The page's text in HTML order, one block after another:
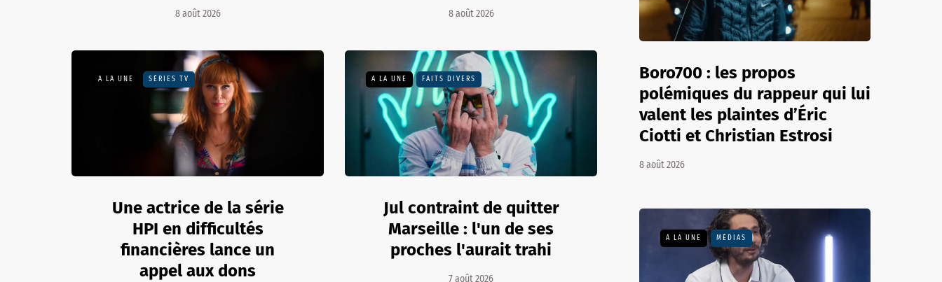
8 août 2026 8 août 2026
A LA UNE SÉRIES TV
Une actrice de la série
HPI en difficultés
financières lance un
appel aux dons
A LA UNE FAITS DIVERS
Jul contraint de quitter
Marseille : l'un de ses
proches l'aurait trahi
7 août 2026
Boro700 : les propos
polémiques du rappeur qui lui
valent les plaintes d’Éric
Ciotti et Christian Estrosi
8 août 2026
A LA UNE MÉDIAS